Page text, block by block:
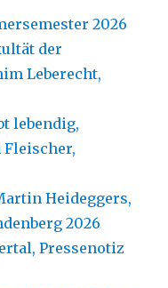
2026
der
Leberecht,
lebendig,
Heideggers,
2026
Pressenotiz